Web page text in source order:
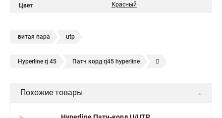
Цвет Красный
витая пара utp
Hyperline rj 45 Патч корд rj45 hyperline
Похожие товары